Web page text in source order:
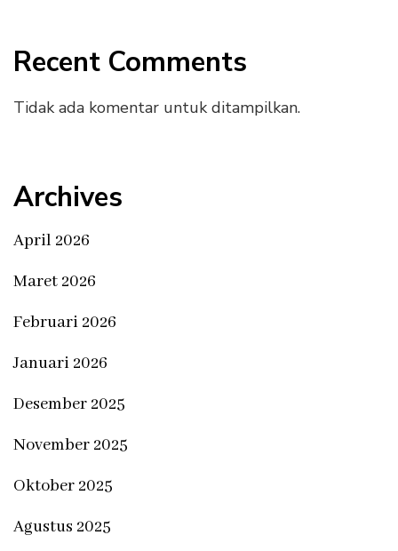
Recent Comments
Tidak ada komentar untuk ditampilkan.
Archives
April 2026
Maret 2026
Februari 2026
Januari 2026
Desember 2025
November 2025
Oktober 2025
Agustus 2025